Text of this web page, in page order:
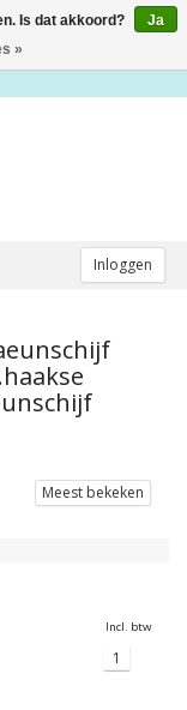
Inloggen
Meest bekeken
Incl. btw
1
Is dat akkoord?
Ja
»